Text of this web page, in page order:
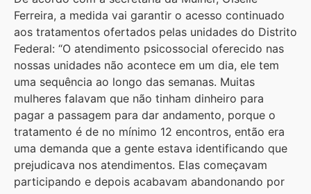
Ferreira, a medida vai garantir o acesso continuado
aos tratamentos ofertados pelas unidades do Distrito
Federal: “O atendimento psicossocial oferecido nas
nossas unidades não acontece em um dia, ele tem
uma sequência ao longo das semanas. Muitas
mulheres falavam que não tinham dinheiro para
pagar a passagem para dar andamento, porque o
tratamento é de no mínimo 12 encontros, então era
uma demanda que a gente estava identificando que
prejudicava nos atendimentos. Elas começavam
participando e depois acabavam abandonando por